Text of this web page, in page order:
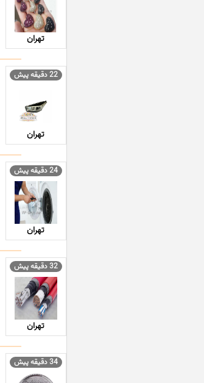
تهران
22 دقیقه پیش
تهران
24 دقیقه پیش
تهران
32 دقیقه پیش
تهران
34 دقیقه پیش